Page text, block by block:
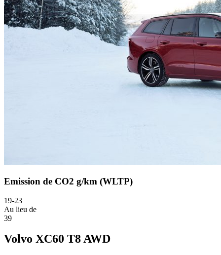
Emission de CO2 g/km (WLTP)
19-23
Au lieu de
39
Volvo XC60 T8 AWD